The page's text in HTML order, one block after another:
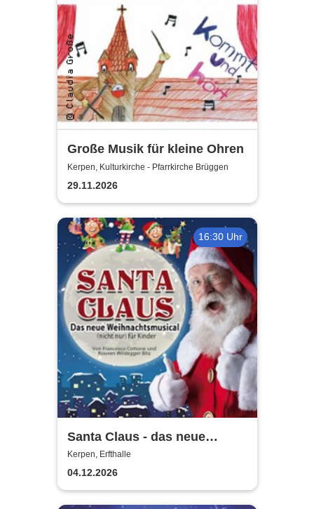
Große Musik für kleine Ohren
Kerpen, Kulturkirche - Pfarrkirche Brüggen
29.11.2026
16:30 Uhr
Santa Claus - das neue
Weihnachtsmusical (nicht
nur) für Kinder
Kerpen, Erfthalle
04.12.2026